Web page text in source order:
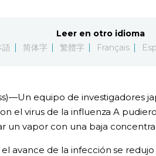
Leer en otro idioma
語 简体字 繁體字 Français
equipo de investigadores
el virus de la influenza A
un vapor con una baja
avance de la infección se